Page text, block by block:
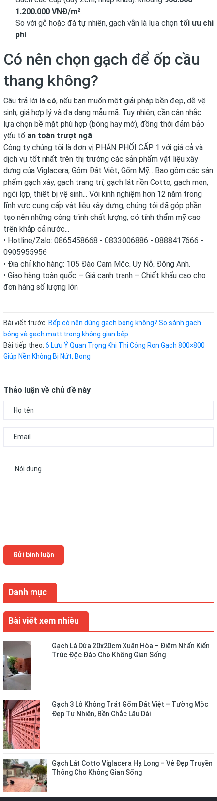
Danh mục
Bài viết xem nhiều
Gạch Lá Dừa 20x20cm Xuân Hòa – Điểm Nhấn Kiến
Trúc Độc Đáo Cho Không Gian Sống
Gạch 3 Lỗ Không Trát Gốm Đất Việt – Tường Mộc
Đẹp Tự Nhiên, Bền Chắc Lâu Dài
Gạch Lát Cotto Viglacera Hạ Long – Vẻ Đẹp Truyền
Thống Cho Không Gian Sống
1.200.000 VNĐ/m².
So với gỗ hoặc đá tự nhiên, gạch vẫn là lựa chọn tối ưu chi
phí.
Có nên chọn gạch để ốp cầu
thang không?
Câu trả lời là có, nếu bạn muốn một giải pháp bền đẹp, dễ vệ
sinh, giá hợp lý và đa dạng mẫu mã. Tuy nhiên, cần cân nhắc
lựa chọn bề mặt phù hợp (bóng hay mờ), đồng thời đảm bảo
yếu tố an toàn trượt ngã.
Công ty chúng tôi là đơn vị PHÂN PHỐI CẤP 1 với giá cả và
dịch vụ tốt nhất trên thị trường các sản phẩm vật liệu xây
dựng của Viglacera, Gốm Đất Việt, Gốm Mỹ... Bao gồm các sản
phẩm gạch xây, gạch trang trí, gạch lát nền Cotto, gạch men,
ngói lợp, thiết bị vệ sinh... Với kinh nghiệm hơn 12 năm trong
lĩnh vực cung cấp vật liệu xây dựng, chúng tôi đã góp phần
tạo nên những công trình chất lượng, có tính thẩm mỹ cao
trên khắp cả nước...
• Hotline/Zalo: 0865458668 - 0833006886 - 0888417666 -
0905955956
• Địa chỉ kho hàng: 105 Đào Cam Mộc, Uy Nỗ, Đông Anh.
• Giao hàng toàn quốc – Giá cạnh tranh – Chiết khấu cao cho
đơn hàng số lượng lớn
Bài viết trước: Bếp có nên dùng gạch bóng không? So sánh gạch
bóng và gạch matt trong không gian bếp
Bài tiếp theo: 6 Lưu Ý Quan Trọng Khi Thi Công Ron Gạch 800×800
Giúp Nền Không Bị Nứt, Bong
Thảo luận về chủ đề này
Gửi bình luận